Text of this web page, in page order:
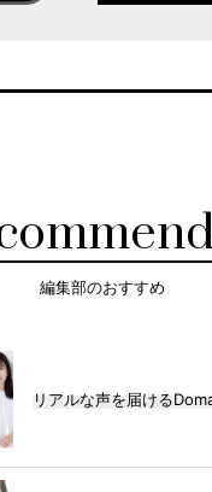
編集部のおすすめ
リアルな声を届ける